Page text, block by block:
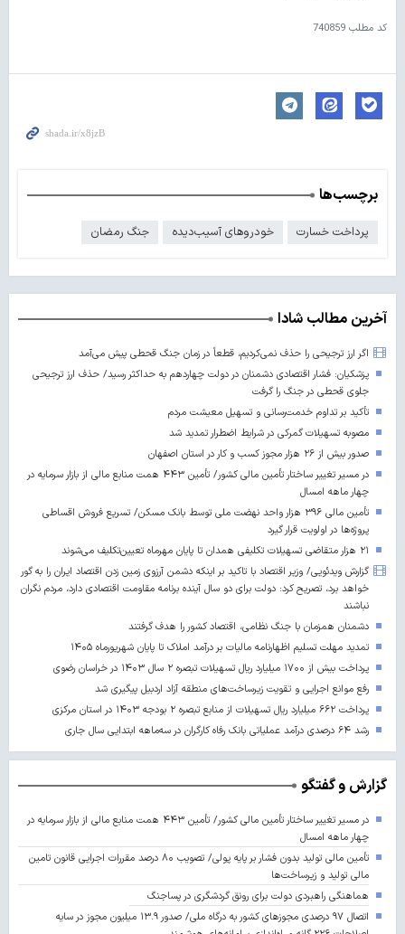
کد مطلب 740859
برچسب‌ها
پرداخت خسارت خودروهای آسیب‌دیده جنگ رمضان
آخرین مطالب شادا
اگر ارز ترجیحی را حذف نمی‌کردیم، قطعاً در زمان جنگ قحطی پیش می‌آمد
پزشکیان: فشار اقتصادی دشمنان در دولت چهاردهم به حداکثر رسید/ حذف ارز ترجیحی
جلوی قحطی در جنگ را گرفت
تأکید بر تداوم خدمت‌رسانی و تسهیل معیشت مردم
مصوبه تسهیلات گمرکی در شرایط اضطرار تمدید شد
صدور بیش از ۲۶ هزار مجوز کسب‌ و کار در استان اصفهان
در مسیر تغییر ساختار تأمین مالی کشور/ تأمین ۴۴۳ همت منابع مالی از بازار سرمایه در
چهار ماهه امسال
تأمین مالی ۳۹۶ هزار واحد نهضت ملی توسط بانک مسکن/ تسریع فروش اقساطی
پروژه‌ها در اولویت قرار گیرد
۲۱ هزار متقاضی تسهیلات تکلیفی همدان تا پایان مهرماه تعیین‌تکلیف می‌شوند
گزارش ویدئویی/ وزیر اقتصاد با تاکید بر اینکه دشمن آرزوی زمین زدن اقتصاد ایران را به گور
خواهد برد، تصریح کرد: دولت برای دو سال آینده برنامه مقاومت اقتصادی دارد، مردم نگران
نباشند
دشمنان همزمان با جنگ نظامی، اقتصاد کشور را هدف گرفتند
تمدید مهلت تسلیم اظهارنامه مالیات بر درآمد املاک تا پایان شهریورماه ۱۴۰۵
پرداخت بیش از ۱۷۰۰ میلیارد ریال تسهیلات تبصره ۲ سال ۱۴۰۳ در خراسان رضوی
رفع موانع اجرایی و تقویت زیرساخت‌های منطقه آزاد اردبیل پیگیری شد
پرداخت ۶۶۲ میلیارد ریال تسهیلات از منابع تبصره ۲ بودجه ۱۴۰۳ در استان مرکزی
رشد ۶۴ درصدی درآمد عملیاتی بانک رفاه کارگران در سه‌ماهه ابتدایی سال جاری
گزارش و گفتگو
در مسیر تغییر ساختار تأمین مالی کشور/ تأمین ۴۴۳ همت منابع مالی از بازار سرمایه در
چهار ماهه امسال
تأمین مالی تولید بدون فشار بر پایه پولی/ تصویب ۸۰ درصد مقررات اجرایی قانون تامین
مالی تولید و زیرساخت‌ها
هماهنگی راهبردی دولت برای رونق گردشگری در پساجنگ
اتصال ۹۷ درصدی مجوزهای کشور به درگاه ملی/ صدور ۱۳.۹ میلیون مجوز در سایه